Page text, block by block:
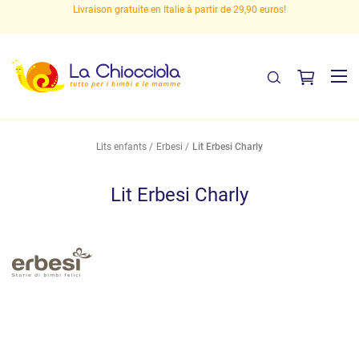
Livraison gratuite en Italie à partir de 29,90 euros!
Lits enfants Erbesi Lit Erbesi Charly
Lit Erbesi Charly